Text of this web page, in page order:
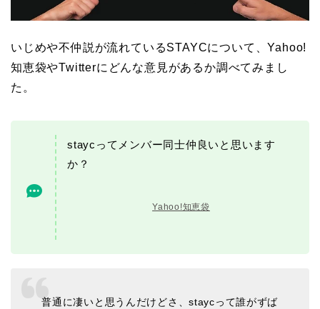
いじめや不仲説が流れているSTAYCについて、Yahoo!
知恵袋やTwitterにどんな意見があるか調べてみまし
た。
staycってメンバー同士仲良いと思います
か？
Yahoo!知恵袋
普通に凄いと思うんだけどさ、staycって誰がずば